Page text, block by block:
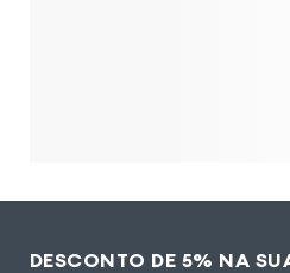
DESCONTO DE 5% NA